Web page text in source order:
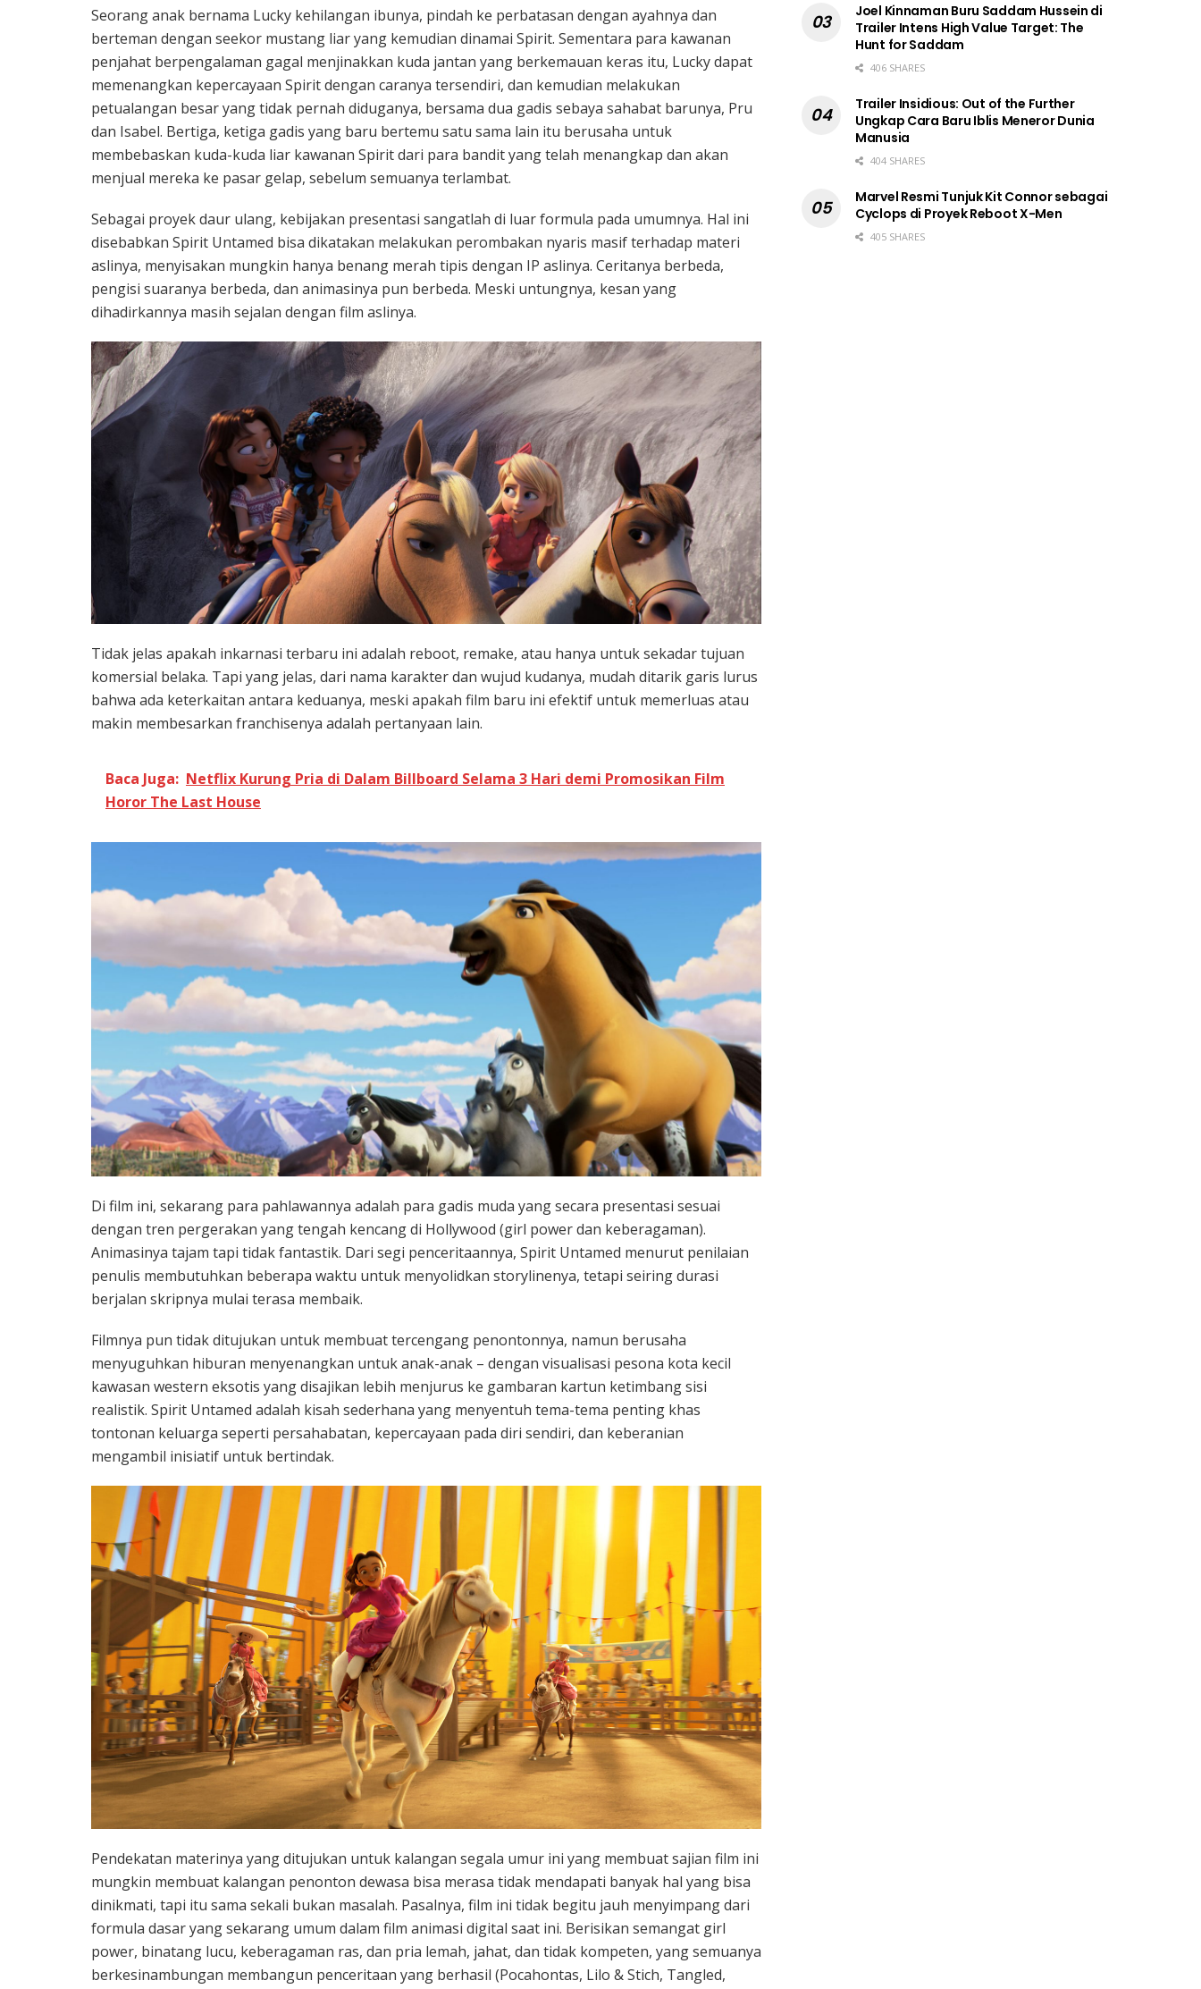
Seorang anak bernama Lucky kehilangan ibunya, pindah ke perbatasan dengan ayahnya dan
berteman dengan seekor mustang liar yang kemudian dinamai Spirit. Sementara para kawanan
penjahat berpengalaman gagal menjinakkan kuda jantan yang berkemauan keras itu, Lucky dapat
memenangkan kepercayaan Spirit dengan caranya tersendiri, dan kemudian melakukan
petualangan besar yang tidak pernah diduganya, bersama dua gadis sebaya sahabat barunya, Pru
dan Isabel. Bertiga, ketiga gadis yang baru bertemu satu sama lain itu berusaha untuk
membebaskan kuda-kuda liar kawanan Spirit dari para bandit yang telah menangkap dan akan
menjual mereka ke pasar gelap, sebelum semuanya terlambat.
Sebagai proyek daur ulang, kebijakan presentasi sangatlah di luar formula pada umumnya. Hal ini
disebabkan Spirit Untamed bisa dikatakan melakukan perombakan nyaris masif terhadap materi
aslinya, menyisakan mungkin hanya benang merah tipis dengan IP aslinya. Ceritanya berbeda,
pengisi suaranya berbeda, dan animasinya pun berbeda. Meski untungnya, kesan yang
dihadirkannya masih sejalan dengan film aslinya.
Tidak jelas apakah inkarnasi terbaru ini adalah reboot, remake, atau hanya untuk sekadar tujuan
komersial belaka. Tapi yang jelas, dari nama karakter dan wujud kudanya, mudah ditarik garis lurus
bahwa ada keterkaitan antara keduanya, meski apakah film baru ini efektif untuk memerluas atau
makin membesarkan franchisenya adalah pertanyaan lain.
Baca Juga: Netflix Kurung Pria di Dalam Billboard Selama 3 Hari demi Promosikan Film
Horor The Last House
Di film ini, sekarang para pahlawannya adalah para gadis muda yang secara presentasi sesuai
dengan tren pergerakan yang tengah kencang di Hollywood (girl power dan keberagaman).
Animasinya tajam tapi tidak fantastik. Dari segi penceritaannya, Spirit Untamed menurut penilaian
penulis membutuhkan beberapa waktu untuk menyolidkan storylinenya, tetapi seiring durasi
berjalan skripnya mulai terasa membaik.
Filmnya pun tidak ditujukan untuk membuat tercengang penontonnya, namun berusaha
menyuguhkan hiburan menyenangkan untuk anak-anak – dengan visualisasi pesona kota kecil
kawasan western eksotis yang disajikan lebih menjurus ke gambaran kartun ketimbang sisi
realistik. Spirit Untamed adalah kisah sederhana yang menyentuh tema-tema penting khas
tontonan keluarga seperti persahabatan, kepercayaan pada diri sendiri, dan keberanian
mengambil inisiatif untuk bertindak.
Pendekatan materinya yang ditujukan untuk kalangan segala umur ini yang membuat sajian film ini
mungkin membuat kalangan penonton dewasa bisa merasa tidak mendapati banyak hal yang bisa
dinikmati, tapi itu sama sekali bukan masalah. Pasalnya, film ini tidak begitu jauh menyimpang dari
formula dasar yang sekarang umum dalam film animasi digital saat ini. Berisikan semangat girl
power, binatang lucu, keberagaman ras, dan pria lemah, jahat, dan tidak kompeten, yang semuanya
berkesinambungan membangun penceritaan yang berhasil (Pocahontas, Lilo & Stich, Tangled,
Joel Kinnaman Buru Saddam Hussein di
Trailer Intens High Value Target: The
Hunt for Saddam
406 SHARES
Trailer Insidious: Out of the Further
Ungkap Cara Baru Iblis Meneror Dunia
Manusia
404 SHARES
Marvel Resmi Tunjuk Kit Connor sebagai
Cyclops di Proyek Reboot X-Men
405 SHARES